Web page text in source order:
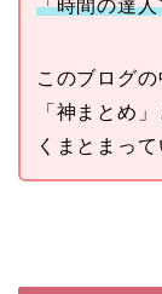
「時間の達
このブログ
「神まとめ
くまとまっ